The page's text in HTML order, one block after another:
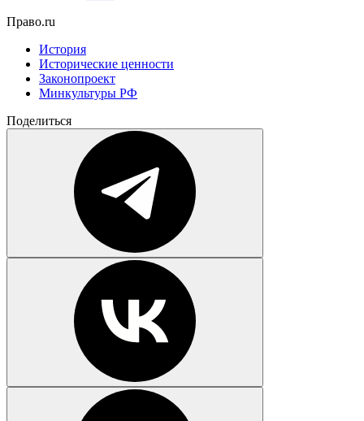
Право.ru
История
Исторические ценности
Законопроект
Минкультуры РФ
Поделиться